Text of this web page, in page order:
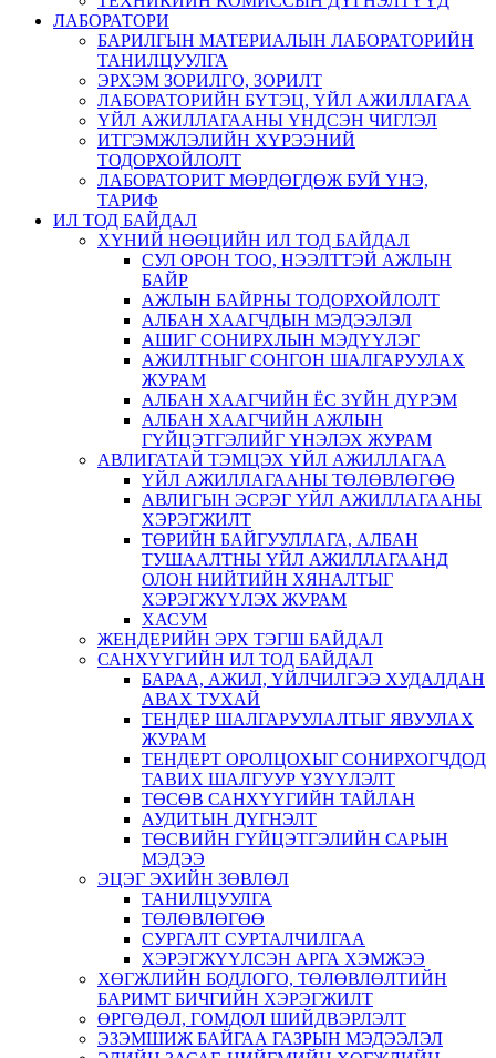
ЛАБОРАТОРИ
БАРИЛГЫН МАТЕРИАЛЫН ЛАБОРАТОРИЙН
ТАНИЛЦУУЛГА
ЭРХЭМ ЗОРИЛГО, ЗОРИЛТ
ЛАБОРАТОРИЙН БҮТЭЦ, ҮЙЛ АЖИЛЛАГАА
ҮЙЛ АЖИЛЛАГААНЫ ҮНДСЭН ЧИГЛЭЛ
ИТГЭМЖЛЭЛИЙН ХҮРЭЭНИЙ
ТОДОРХОЙЛОЛТ
ЛАБОРАТОРИТ МӨРДӨГДӨЖ БУЙ ҮНЭ,
ТАРИФ
ИЛ ТОД БАЙДАЛ
ХҮНИЙ НӨӨЦИЙН ИЛ ТОД БАЙДАЛ
СУЛ ОРОН ТОО, НЭЭЛТТЭЙ АЖЛЫН
БАЙР
АЖЛЫН БАЙРНЫ ТОДОРХОЙЛОЛТ
АЛБАН ХААГЧДЫН МЭДЭЭЛЭЛ
АШИГ СОНИРХЛЫН МЭДҮҮЛЭГ
АЖИЛТНЫГ СОНГОН ШАЛГАРУУЛАХ
ЖУРАМ
АЛБАН ХААГЧИЙН ЁС ЗҮЙН ДҮРЭМ
АЛБАН ХААГЧИЙН АЖЛЫН
ГҮЙЦЭТГЭЛИЙГ ҮНЭЛЭХ ЖУРАМ
АВЛИГАТАЙ ТЭМЦЭХ ҮЙЛ АЖИЛЛАГАА
ҮЙЛ АЖИЛЛАГААНЫ ТӨЛӨВЛӨГӨӨ
АВЛИГЫН ЭСРЭГ ҮЙЛ АЖИЛЛАГААНЫ
ХЭРЭГЖИЛТ
ТӨРИЙН БАЙГУУЛЛАГА, АЛБАН
ТУШААЛТНЫ ҮЙЛ АЖИЛЛАГААНД
ОЛОН НИЙТИЙН ХЯНАЛТЫГ
ХЭРЭГЖҮҮЛЭХ ЖУРАМ
ХАСУМ
ЖЕНДЕРИЙН ЭРХ ТЭГШ БАЙДАЛ
САНХҮҮГИЙН ИЛ ТОД БАЙДАЛ
БАРАА, АЖИЛ, ҮЙЛЧИЛГЭЭ ХУДАЛДАН
АВАХ ТУХАЙ
ТЕНДЕР ШАЛГАРУУЛАЛТЫГ ЯВУУЛАХ
ЖУРАМ
ТЕНДЕРТ ОРОЛЦОХЫГ СОНИРХОГЧДОД
ТАВИХ ШАЛГУУР ҮЗҮҮЛЭЛТ
ТӨСӨВ САНХҮҮГИЙН ТАЙЛАН
АУДИТЫН ДҮГНЭЛТ
ТӨСВИЙН ГҮЙЦЭТГЭЛИЙН САРЫН
МЭДЭЭ
ЭЦЭГ ЭХИЙН ЗӨВЛӨЛ
ТАНИЛЦУУЛГА
ТӨЛӨВЛӨГӨӨ
СУРГАЛТ СУРТАЛЧИЛГАА
ХЭРЭГЖҮҮЛСЭН АРГА ХЭМЖЭЭ
ХӨГЖЛИЙН БОДЛОГО, ТӨЛӨВЛӨЛТИЙН
БАРИМТ БИЧГИЙН ХЭРЭГЖИЛТ
ӨРГӨДӨЛ, ГОМДОЛ ШИЙДВЭРЛЭЛТ
ЭЗЭМШИЖ БАЙГАА ГАЗРЫН МЭДЭЭЛЭЛ